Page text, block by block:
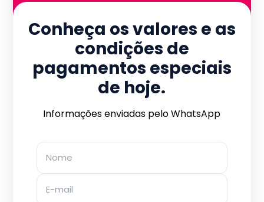
Conheça os valores e as
condições de
pagamentos especiais
de hoje.
Informações enviadas pelo WhatsApp